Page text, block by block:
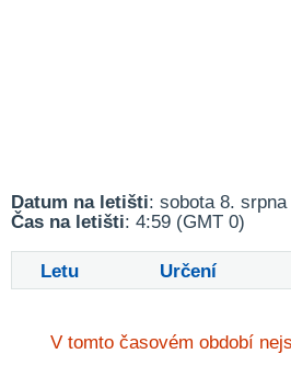
Datum na letišti: sobota 8. srpna
Čas na letišti: 4:59 (GMT 0)
Letu Určení
V tomto časovém období